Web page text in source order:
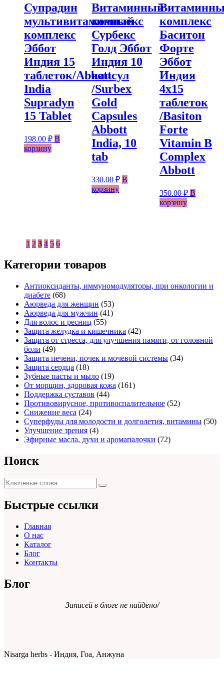
Супрадин
мультивитаминный
комплекс
Эббот
Индия 15
таблеток/Abbott
India
Supradyn
15 Tablet
198.00 ₽ В
корзину
Витаминный
комплекс
Сурбекс
Голд Эббот
Индия 10
капсул
/Surbex
Gold
Capsules
Abbott
India, 10
tab
330.00₽ В
корзину
комплекс
Баситон
Форте
Эббот
Индия
4х15
таблеток
/Basiton
Forte
Vitamin B
Complex
Abbott
350.00 ₽ В
корзину
1 2 3 4 5 6
Категории товаров
Антиоксиданты, иммуномодуляторы, при онкологии и
диабете (68)
Аюрведа для женщин (53)
Аюрведа для мужчин (41)
Для волос и ресниц (55)
Защита желудка и кишечника (42)
Защита от стресса, для улучшения памяти, от головной
боли (49)
Защита печени, почек и мочевой системы (34)
Защита сердца (18)
Зубные пасты и мыло (19)
От морщин, здоровая кожа (161)
Поддержка суставов (44)
Противовирусное, противоспалительное (52)
Снижение веса (24)
Суперфуды для молодости и долголетия, витамины (50)
Улучшение зрения (4)
Эфирные масла, духи и аромапалочки (72)
Поиск
Поиск
для:
Поиск
Быстрые ссылки
Главная
О нас
Каталог
Блог
Контакты
Блог
Записей в блоге не найдено/
Nisarga herbs - Индия, Гоа, Анжуна